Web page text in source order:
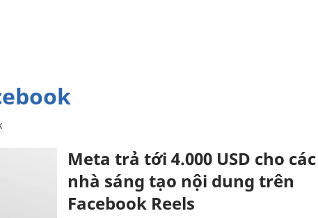
Meta trả tới 4.000 USD cho các
nhà sáng tạo nội dung trên
Facebook Reels